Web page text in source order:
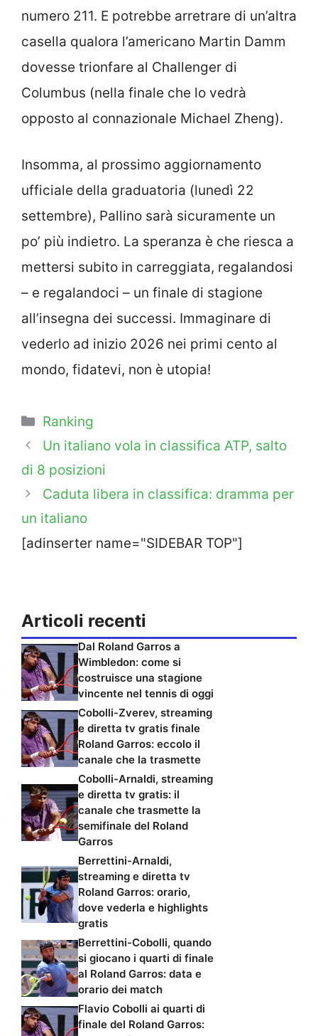
numero 211. E potrebbe arretrare di un’altra
casella qualora l’americano Martin Damm
dovesse trionfare al Challenger di
Columbus (nella finale che lo vedrà
opposto al connazionale Michael Zheng).
Insomma, al prossimo aggiornamento
ufficiale della graduatoria (lunedì 22
settembre), Pallino sarà sicuramente un
po’ più indietro. La speranza è che riesca a
mettersi subito in carreggiata, regalandosi
– e regalandoci – un finale di stagione
all’insegna dei successi. Immaginare di
vederlo ad inizio 2026 nei primi cento al
mondo, fidatevi, non è utopia!
Categorie
Ranking
Un italiano vola in classifica ATP, salto
di 8 posizioni
Caduta libera in classifica: dramma per
un italiano
[adinserter name="SIDEBAR TOP"]
Articoli recenti
Dal Roland Garros a
Wimbledon: come si
costruisce una stagione
vincente nel tennis di oggi
Cobolli-Zverev, streaming
e diretta tv gratis finale
Roland Garros: eccolo il
canale che la trasmette
Cobolli-Arnaldi, streaming
e diretta tv gratis: il
canale che trasmette la
semifinale del Roland
Garros
Berrettini-Arnaldi,
streaming e diretta tv
Roland Garros: orario,
dove vederla e highlights
gratis
Berrettini-Cobolli, quando
si giocano i quarti di finale
al Roland Garros: data e
orario dei match
Flavio Cobolli ai quarti di
finale del Roland Garros: